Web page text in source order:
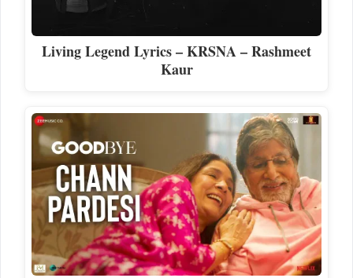
Living Legend Lyrics – KRSNA – Rashmeet
Kaur